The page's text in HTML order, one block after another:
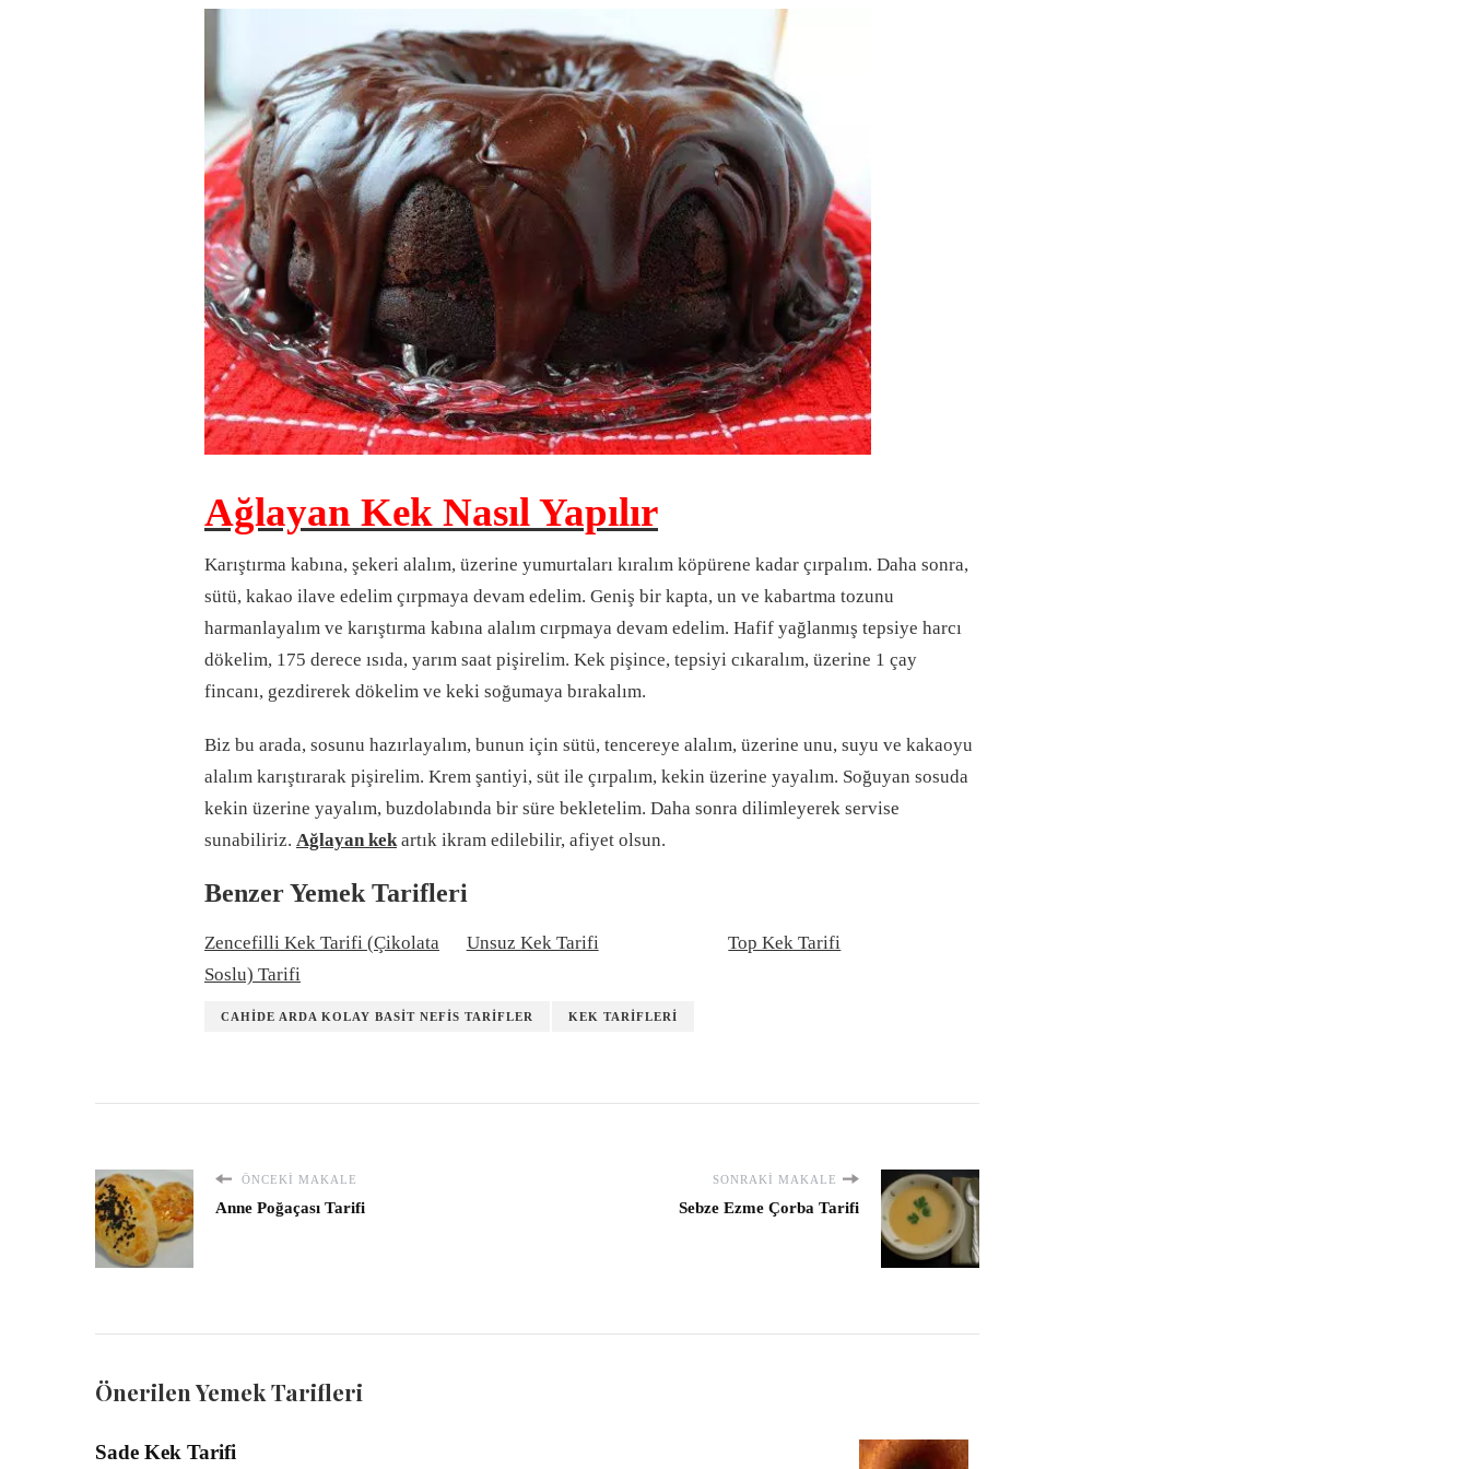
Ağlayan Kek Nasıl Yapılır
Karıştırma kabına, şekeri alalım, üzerine yumurtaları kıralım köpürene kadar çırpalım. Daha sonra,
sütü, kakao ilave edelim çırpmaya devam edelim. Geniş bir kapta, un ve kabartma tozunu
harmanlayalım ve karıştırma kabına alalım cırpmaya devam edelim. Hafif yağlanmış tepsiye harcı
dökelim, 175 derece ısıda, yarım saat pişirelim. Kek pişince, tepsiyi cıkaralım, üzerine 1 çay
fincanı, gezdirerek dökelim ve keki soğumaya bırakalım.
Biz bu arada, sosunu hazırlayalım, bunun için sütü, tencereye alalım, üzerine unu, suyu ve kakaoyu
alalım karıştırarak pişirelim. Krem şantiyi, süt ile çırpalım, kekin üzerine yayalım. Soğuyan sosuda
kekin üzerine yayalım, buzdolabında bir süre bekletelim. Daha sonra dilimleyerek servise
sunabiliriz. Ağlayan kekartık ikram edilebilir, afiyet olsun.
Benzer Yemek Tarifleri
Zencefilli Kek Tarifi (Çikolata
Soslu) Tarifi
Unsuz Kek Tarifi Top Kek Tarifi
CAHIDE ARDA KOLAY BASIT NEFIS TARIFLER KEK TARIFLERI
ÖNCEKI MAKALE
Anne Poğaçası Tarifi
SONRAKI MAKALE
Sebze Ezme Çorba Tarifi
Önerilen Yemek Tarifleri
Sade Kek Tarifi